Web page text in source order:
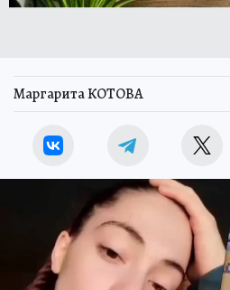
Маргарита КОТОВА